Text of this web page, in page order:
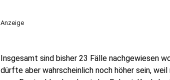
Anzeige
Insgesamt sind bisher 23 Fälle nachgewiesen
dürfte aber wahrscheinlich noch höher sein,